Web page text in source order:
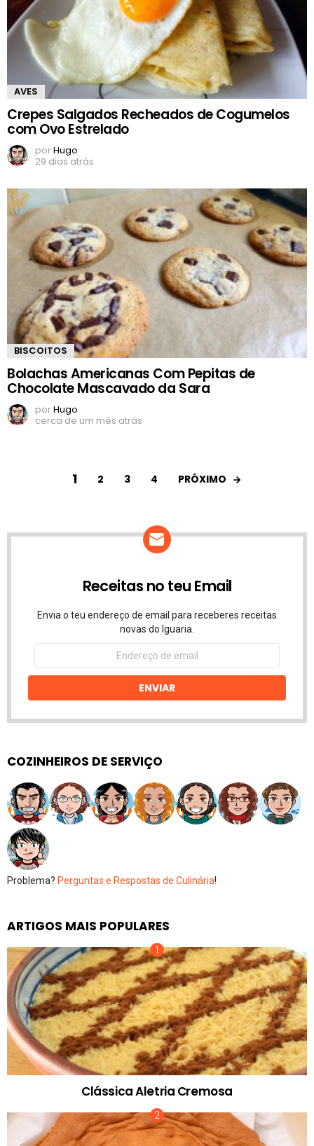
AVES
Crepes Salgados Recheados de Cogumelos
com Ovo Estrelado
porHugo
29 dias atrás
BISCOITOS
Bolachas Americanas Com Pepitas de
Chocolate Mascavado da Sara
porHugo
cerca de um mês atrás
1 2 3 4 PRÓXIMO
Receitas no teu Email
Envia o teu endereço de email para receberes receitas
novas do Iguaria.
Endereço
email
ENVIAR
COZINHEIROS DE SERVIÇO
Problema? Perguntas e Respostas de Culinária!
ARTIGOS MAIS POPULARES
Clássica Aletria Cremosa